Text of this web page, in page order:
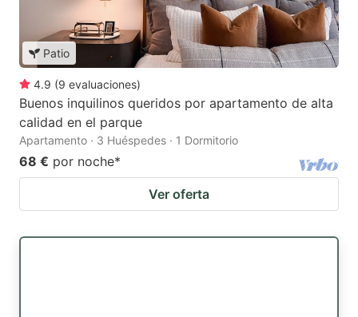
Patio
4.9 (9 evaluaciones)
Buenos inquilinos queridos por apartamento de alta
calidad en el parque
Apartamento · 3 Huéspedes · 1 Dormitorio
68 € por noche*
Ver oferta